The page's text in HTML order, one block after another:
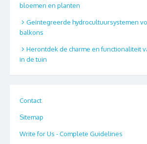
bloemen en planten
Geïntegreerde hydrocultuursystemen
balkons
Herontdek de charme en functionaliteit
in de tuin
Contact
Sitemap
Write for Us - Complete Guidelines